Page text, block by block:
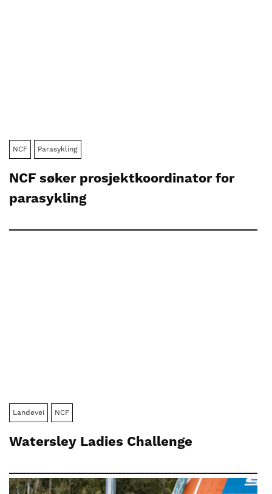
NCF Parasykling
NCF søker prosjektkoordinator for
parasykling
Landevei NCF
Watersley Ladies Challenge